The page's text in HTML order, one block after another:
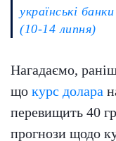
українські
(10-14 липня)
Нагадаємо,
що курс долара
перевищить 40
прогнози щодо